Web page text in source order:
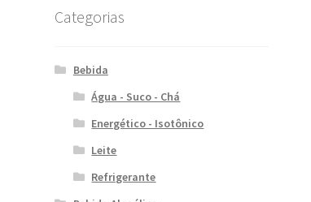
Categorias
Bebida
Água - Suco - Chá
Energético - Isotônico
Leite
Refrigerante